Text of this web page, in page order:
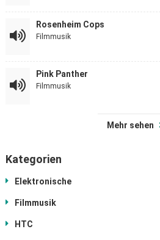
Rosenheim Cops
Filmmusik
Pink Panther
Filmmusik
Mehr sehen
Kategorien
Elektronische
Filmmusik
HTC